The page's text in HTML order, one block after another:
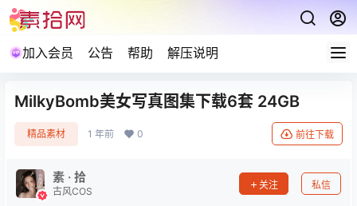
加入会员 公告 帮助 解压说明
MilkyBomb美女写真图集下载6套 24GB
精品素材 1 年前 0 前往下载
素 · 拾
古风COS
关注 私信